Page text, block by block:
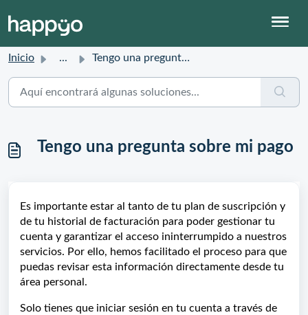
Inicio ... Tengo una pregunta sobre mi pago
Tengo una pregunta sobre mi pago
Es importante estar al tanto de tu plan de suscripción y
de tu historial de facturación para poder gestionar tu
cuenta y garantizar el acceso ininterrumpido a nuestros
servicios. Por ello, hemos facilitado el proceso para que
puedas revisar esta información directamente desde tu
área personal.
Solo tienes que iniciar sesión en tu cuenta a través de